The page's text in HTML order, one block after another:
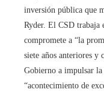
inversión pública que
Ryder. El CSD trabaja
compromete a “la
siete años anteriores y
Gobierno a impulsar
“acontecimiento de